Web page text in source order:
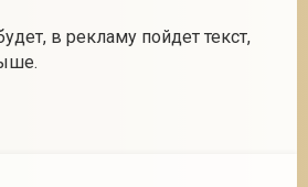
в рекламу пойдет текст,